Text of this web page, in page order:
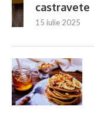
castravete
15 iulie 2025